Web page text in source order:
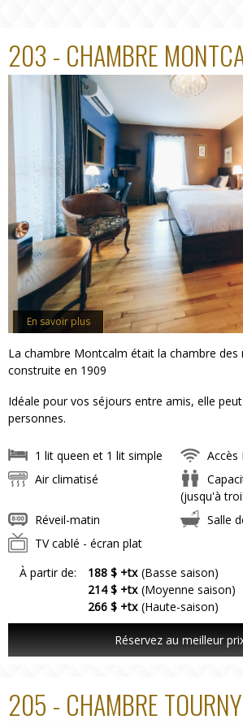
203 - CHAMBRE
En savoir plus
La chambre Montcalm était la chambre des
construite en 1909
Idéale pour vos séjours entre amis, elle
personnes.
1 lit queen et 1 lit simple
Accès
Air climatisé
(jusqu'à
Réveil-matin
Salle
TV cablé - écran plat
À partir de:
188 $ +tx (Basse saison)
214 $ +tx (Moyenne saison)
266 $ +tx (Haute-saison)
Réservez au meilleur
205 - CHAMBRE TOURNY